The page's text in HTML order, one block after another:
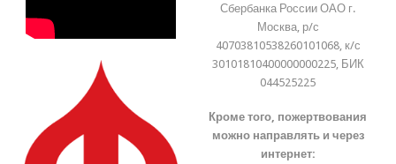
Сбербанка России ОАО г.
Москва, р/с
40703810538260101068, к/с
30101810400000000225, БИК
044525225
Кроме того, пожертвования
можно направлять и через
интернет: